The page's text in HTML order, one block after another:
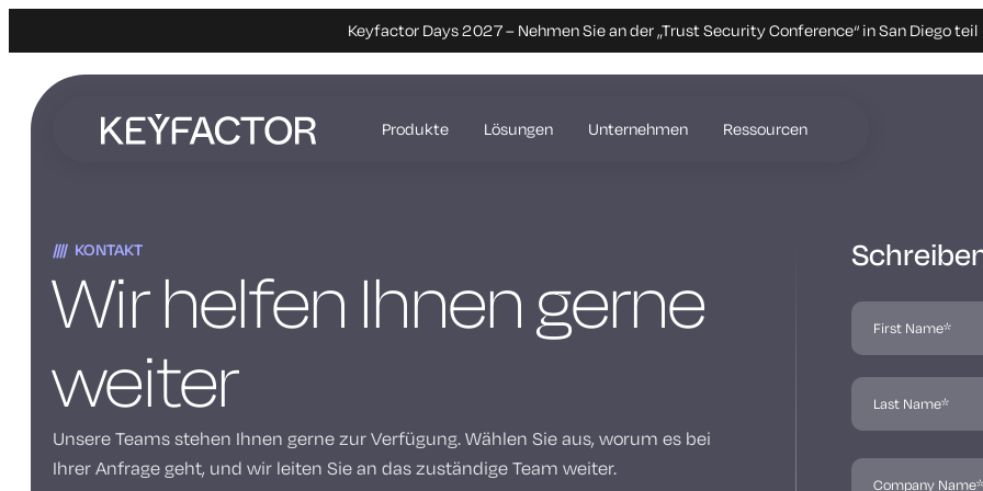
Keyfactor Days 2027 – Nehmen Sie an der „Trust Security Conference“ in San Diego teil
Zum
springen
Produkte Lösungen Unternehmen Ressourcen
KONTAKT
Wir helfen Ihnen gerne
weiter
Unsere Teams stehen Ihnen gerne zur Verfügung. Wählen Sie aus, worum es bei
Ihrer Anfrage geht, und wir leiten Sie an das zuständige Team weiter.